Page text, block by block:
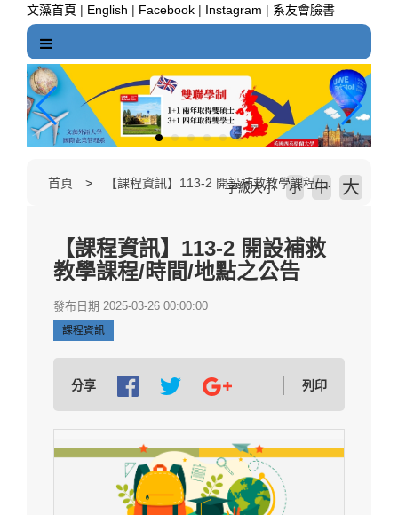
文藻首頁 | English | Facebook | Instagram | 系友會臉書
首頁 【課程資訊】113-2 開設補救教學課程/時間/地點之公告
字級大小 小 中 大
【課程資訊】113-2 開設補救
教學課程/時間/地點之公告
發布日期 2025-03-26 00:00:00
課程資訊
分享 列印